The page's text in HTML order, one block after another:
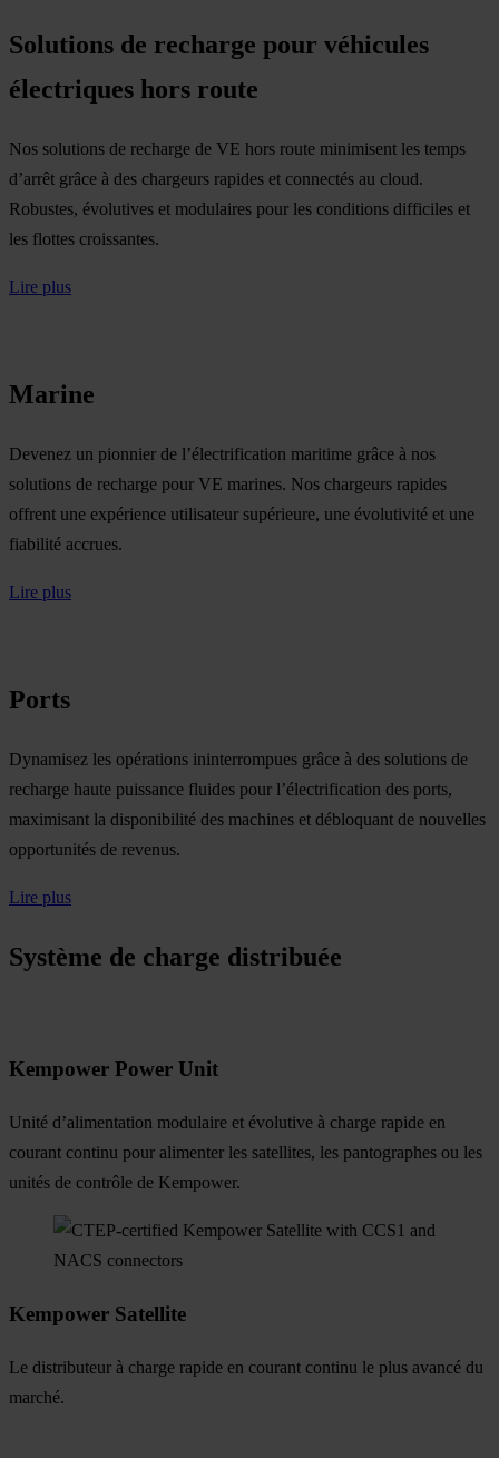
Solutions de recharge pour véhicules
électriques hors route
Nos solutions de recharge de VE hors route minimisent les temps
d’arrêt grâce à des chargeurs rapides et connectés au cloud.
Robustes, évolutives et modulaires pour les conditions difficiles et
les flottes croissantes.
Lire plus
Marine
Devenez un pionnier de l’électrification maritime grâce à nos
solutions de recharge pour VE marines. Nos chargeurs rapides
offrent une expérience utilisateur supérieure, une évolutivité et une
fiabilité accrues.
Lire plus
Ports
Dynamisez les opérations ininterrompues grâce à des solutions de
recharge haute puissance fluides pour l’électrification des ports,
maximisant la disponibilité des machines et débloquant de nouvelles
opportunités de revenus.
Lire plus
Système de charge distribuée
Kempower Power Unit
Unité d’alimentation modulaire et évolutive à charge rapide en
courant continu pour alimenter les satellites, les pantographes ou les
unités de contrôle de Kempower.
Kempower Satellite
Le distributeur à charge rapide en courant continu le plus avancé du
marché.